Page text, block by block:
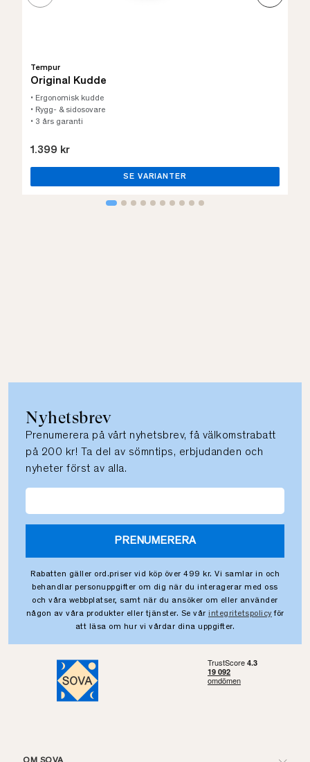
Tempur
Original Kudde
• Ergonomisk kudde
• Rygg- & sidosovare
• 3 års garanti
1.399 kr
SE VARIANTER
Nyhetsbrev
Prenumerera på vårt nyhetsbrev, få välkomstrabatt
på 200 kr! Ta del av sömntips, erbjudanden och
nyheter först av alla.
PRENUMERERA
Rabatten gäller ord.priser vid köp över 499 kr. Vi samlar in och
behandlar personuppgifter om dig när du interagerar med oss
och våra webbplatser, samt när du ansöker om eller använder
någon av våra produkter eller tjänster. Se vår integritetspolicy för
att läsa om hur vi vårdar dina uppgifter.